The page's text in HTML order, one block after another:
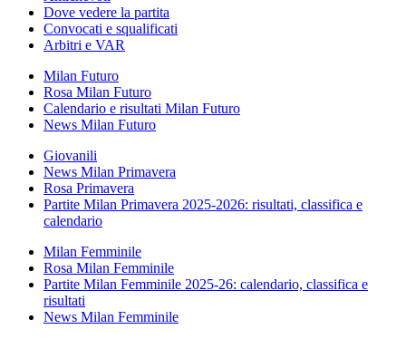
Dove vedere la partita
Convocati e squalificati
Arbitri e VAR
Milan Futuro
Rosa Milan Futuro
Calendario e risultati Milan Futuro
News Milan Futuro
Giovanili
News Milan Primavera
Rosa Primavera
Partite Milan Primavera 2025-2026: risultati, classifica e
calendario
Milan Femminile
Rosa Milan Femminile
Partite Milan Femminile 2025-26: calendario, classifica e
risultati
News Milan Femminile